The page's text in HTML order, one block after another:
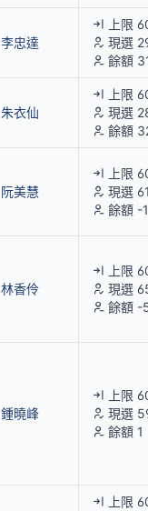
李忠達
上限
現選
餘額
朱衣仙
上限
現選
餘額
阮美慧
上限
現選 61
餘額 -1
林香伶
上限
現選
餘額 -
鍾曉峰
上限
現選
餘額 1
上限